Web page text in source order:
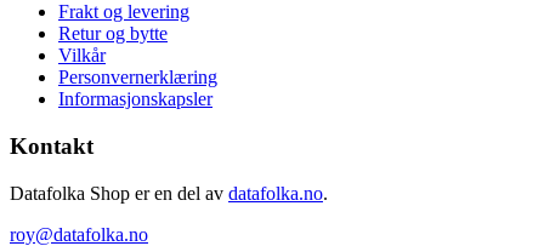
Frakt og levering
Retur og bytte
Vilkår
Personvernerklæring
Informasjonskapsler
Kontakt
Datafolka Shop er en del av datafolka.no.
roy@datafolka.no